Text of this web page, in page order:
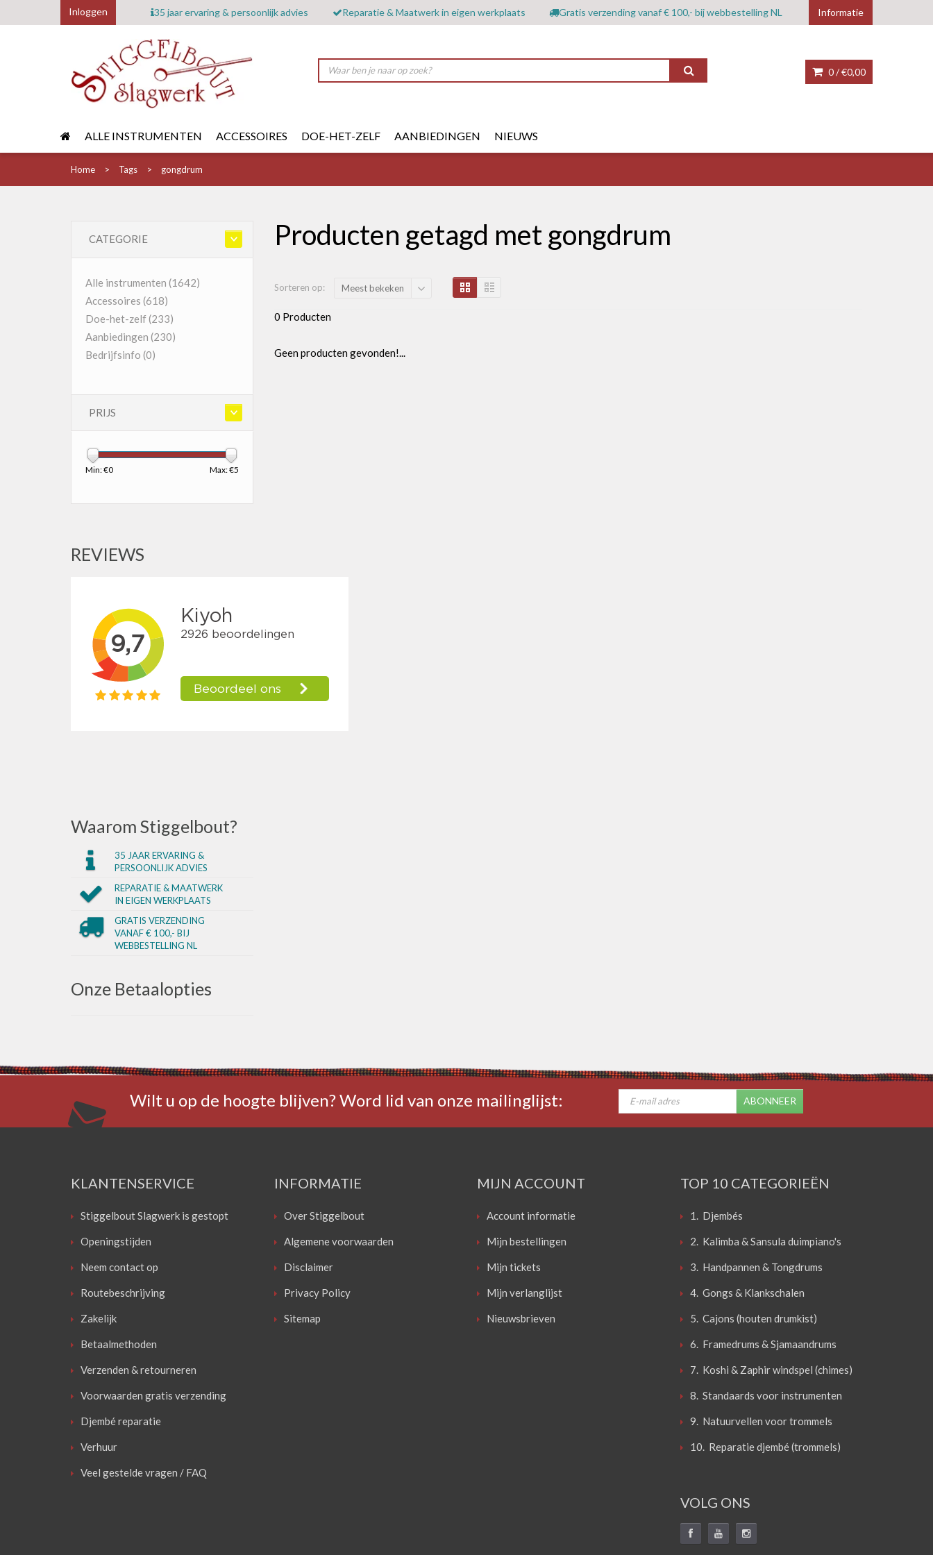
Inloggen 35 jaar ervaring & persoonlijk advies Reparatie & Maatwerk in eigen werkplaats Gratis verzending vanaf € 100,- bij webbestelling NL Informatie
0 /€0,00
ALLE INSTRUMENTEN ACCESSOIRES DOE-HET-ZELF AANBIEDINGEN NIEUWS
Home Tags gongdrum
CATEGORIE
Alle instrumenten (1642)
Accessoires (618)
Doe-het-zelf(233)
Aanbiedingen (230)
Bedrijfsinfo (0)
PRIJS
Min: €0 Max: €5
REVIEWS
Waarom Stiggelbout?
35 JAAR ERVARING &
PERSOONLIJK ADVIES
REPARATIE & MAATWERK
IN EIGEN WERKPLAATS
GRATIS VERZENDING
VANAF € 100,- BIJ
WEBBESTELLING NL
Onze Betaalopties
Producten getagd met gongdrum
Sorteren op: Meest bekeken
0 Producten
Geen producten gevonden!...
Wilt u op de hoogte blijven? Word lid van onze mailinglijst: ABONNEER
KLANTENSERVICE
Stiggelbout Slagwerk is gestopt
Openingstijden
Neem contact op
Routebeschrijving
Zakelijk
Betaalmethoden
Verzenden & retourneren
Voorwaarden gratis verzending
Djembé reparatie
Verhuur
Veel gestelde vragen / FAQ
INFORMATIE
Over Stiggelbout
Algemene voorwaarden
Disclaimer
Privacy Policy
Sitemap
MIJN ACCOUNT
Account informatie
Mijn bestellingen
Mijn tickets
Mijn verlanglijst
Nieuwsbrieven
TOP 10 CATEGORIEËN
1. Djembés
2. Kalimba & Sansula duimpiano's
3. Handpannen & Tongdrums
4. Gongs & Klankschalen
5. Cajons (houten drumkist)
6. Framedrums & Sjamaandrums
7. Koshi & Zaphir windspel (chimes)
8. Standaards voor instrumenten
9. Natuurvellen voor trommels
10. Reparatie djembé (trommels)
VOLG ONS